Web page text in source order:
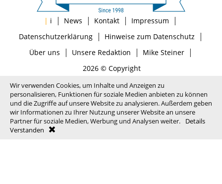
| i | News | Kontakt | Impressum |
Datenschutzerklärung| Hinweise zum Datenschutz |
Über uns | Unsere Redaktion | Mike Steiner|
2026 © Copyright
Wir verwenden Cookies, um Inhalte und Anzeigen zu
personalisieren, Funktionen für soziale Medien anbieten zu können
und die Zugriffe auf unsere Website zu analysieren. Außerdem geben
wir Informationen zu Ihrer Nutzung unserer Website an unsere
Partner für soziale Medien, Werbung und Analysen weiter.
Details
Verstanden